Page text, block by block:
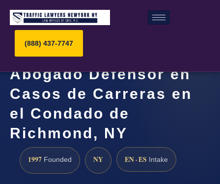
(888) 437-7747
Abogado Defensor en
Casos de Carreras en
el Condado de
Richmond, NY
1997 Founded NY EN · ES Intake